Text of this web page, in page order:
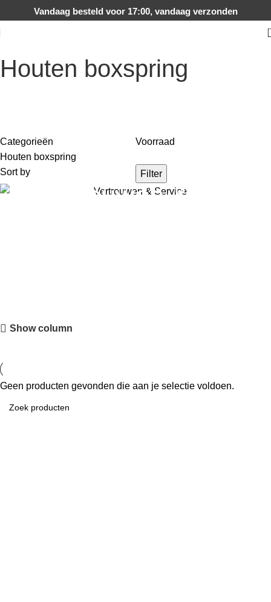
Vandaag besteld voor 17:00, vandaag verzonden
Houten boxspring
Categorieën
Houten boxspring
Voorraad
Sort by Filter
Vertrouwen &
Show column
Geen producten gevonden die aan je selectie voldoen.